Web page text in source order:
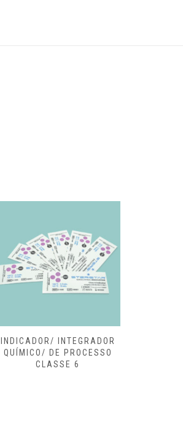
TESTE DESAFIO COM
INDICADOR / EMULADOR DE
PROCESSO / QUÍMICO